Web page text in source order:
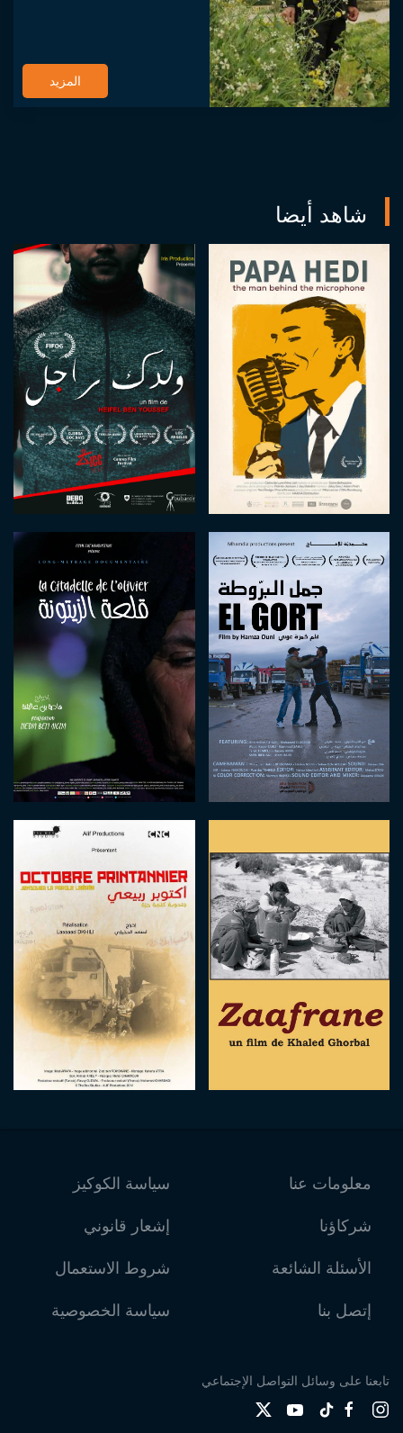
لتشجيع النقد السينمائي
المزيد
شاهد أيضا
معلومات عنا
شركاؤنا
الأسئلة الشائعة
إتصل بنا
سياسة الكوكيز
إشعار قانوني
شروط الاستعمال
سياسة الخصوصية
تابعنا على وسائل التواصل الإجتماعي